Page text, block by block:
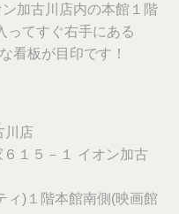
加古川店内の本館１階
ってすぐ右手にある
看板が目印です！
川店
１５－１ イオン加古
ィ)１階本館南側(映画館